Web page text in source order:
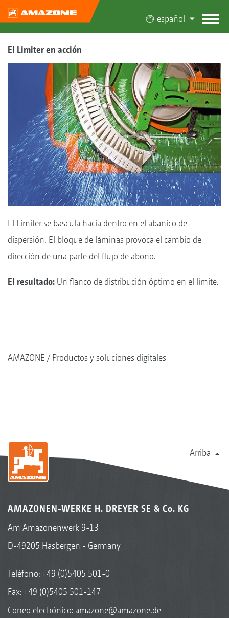
español
El Limiter en acción
El Limiter se bascula hacia dentro en el abanico de
dispersión. El bloque de láminas provoca el cambio de
dirección de una parte del flujo de abono.
El resultado: Un flanco de distribución óptimo en el límite.
AMAZONE Productos y soluciones digitales
Arriba
AMAZONEN-WERKE H. DREYER SE & Co. KG
Am Amazonenwerk 9-13
D-49205 Hasbergen - Germany
Teléfono:+49 (0)5405 501-0
Fax: +49 (0)5405 501-147
Correo electrónico: amazone@amazone.de